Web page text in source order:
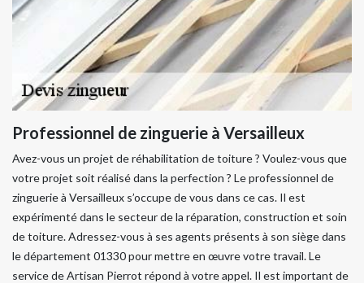
Professionnel de zinguerie à Versailleux
Avez-vous un projet de réhabilitation de toiture ? Voulez-vous que
votre projet soit réalisé dans la perfection ? Le professionnel de
zinguerie à Versailleux s’occupe de vous dans ce cas. Il est
expérimenté dans le secteur de la réparation, construction et soin
de toiture. Adressez-vous à ses agents présents à son siège dans
le département 01330 pour mettre en œuvre votre travail. Le
service de Artisan Pierrot répond à votre appel. Il est important de